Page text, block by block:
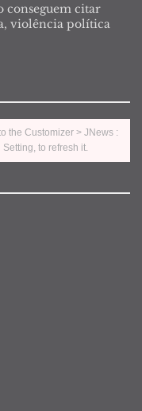
conseguem citar
violência política
the Customizer > JNews :
to refresh it.